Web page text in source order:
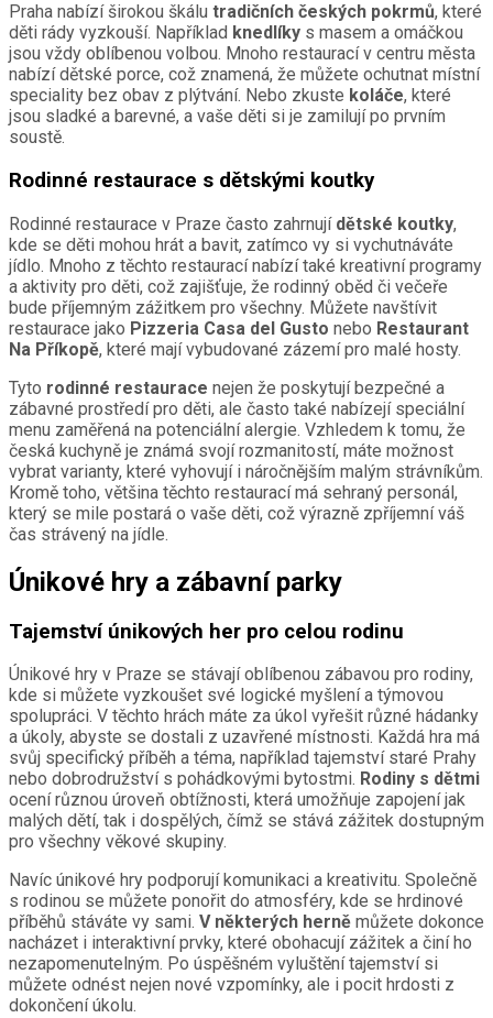
Praha nabízí širokou škálu tradičních českých pokrmů, které
děti rády vyzkouší. Například knedlíky s masem a omáčkou
jsou vždy oblíbenou volbou. Mnoho restaurací v centru města
nabízí dětské porce, což znamená, že můžete ochutnat místní
speciality bez obav z plýtvání. Nebo zkuste koláče, které
jsou sladké a barevné, a vaše děti si je zamilují po prvním
soustě.
Rodinné restaurace s dětskými koutky
Rodinné restaurace v Praze často zahrnují dětské koutky,
kde se děti mohou hrát a bavit, zatímco vy si vychutnáváte
jídlo. Mnoho z těchto restaurací nabízí také kreativní programy
a aktivity pro děti, což zajišťuje, že rodinný oběd či večeře
bude příjemným zážitkem pro všechny. Můžete navštívit
restaurace jako Pizzeria Casa del Gusto nebo Restaurant
Na Příkopě, které mají vybudované zázemí pro malé hosty.
Tyto rodinné restaurace nejen že poskytují bezpečné a
zábavné prostředí pro děti, ale často také nabízejí speciální
menu zaměřená na potenciální alergie. Vzhledem k tomu, že
česká kuchyně je známá svojí rozmanitostí, máte možnost
vybrat varianty, které vyhovují i náročnějším malým strávníkům.
Kromě toho, většina těchto restaurací má sehraný personál,
který se mile postará o vaše děti, což výrazně zpříjemní váš
čas strávený na jídle.
Únikové hry a zábavní parky
Tajemství únikových her pro celou rodinu
Únikové hry v Praze se stávají oblíbenou zábavou pro rodiny,
kde si můžete vyzkoušet své logické myšlení a týmovou
spolupráci. V těchto hrách máte za úkol vyřešit různé hádanky
a úkoly, abyste se dostali z uzavřené místnosti. Každá hra má
svůj specifický příběh a téma, například tajemství staré Prahy
nebo dobrodružství s pohádkovými bytostmi. Rodiny s dětmi
ocení různou úroveň obtížnosti, která umožňuje zapojení jak
malých dětí, tak i dospělých, čímž se stává zážitek dostupným
pro všechny věkové skupiny.
Navíc únikové hry podporují komunikaci a kreativitu. Společně
s rodinou se můžete ponořit do atmosféry, kde se hrdinové
příběhů stáváte vy sami. V některých herně můžete dokonce
nacházet i interaktivní prvky, které obohacují zážitek a činí ho
nezapomenutelným. Po úspěšném vyluštění tajemství si
můžete odnést nejen nové vzpomínky, ale i pocit hrdosti z
dokončení úkolu.